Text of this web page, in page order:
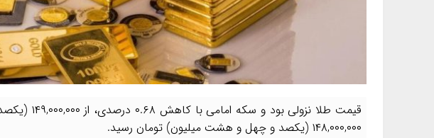
قیمت‌‌‌‌ طلا
۱۴۸,۰۰۰,۰۰۰ (یکصد و چهل و هشت میلیون) تومان رسید.